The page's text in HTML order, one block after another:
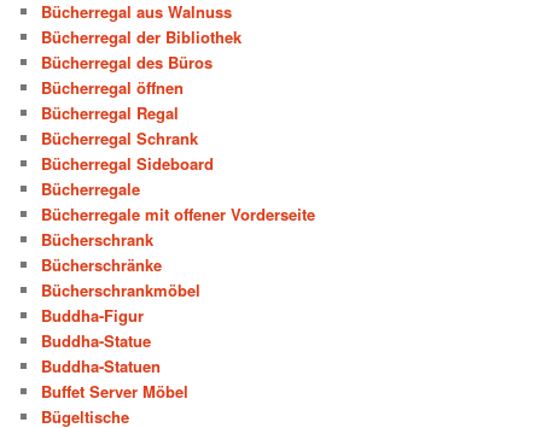
Bücherregal aus Walnuss
Bücherregal der Bibliothek
Bücherregal des Büros
Bücherregal öffnen
Bücherregal Regal
Bücherregal Schrank
Bücherregal Sideboard
Bücherregale
Bücherregale mit offener Vorderseite
Bücherschrank
Bücherschränke
Bücherschrankmöbel
Buddha-Figur
Buddha-Statue
Buddha-Statuen
Buffet Server Möbel
Bügeltische